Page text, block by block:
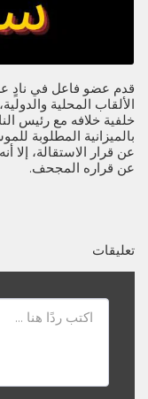
قدم عضو فاعل في نادٍ
الألقاب المحلية
خلفية خلافه مع رئيس
بالميزانية المطلوبة
عن قرار الاستقالة،
عن قراره المجحف.
تعليقات